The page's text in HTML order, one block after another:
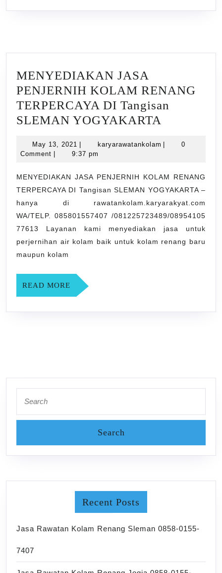
MENYEDIAKAN JASA
PENJERNIH KOLAM RENANG
TERPERCAYA DI Tangisan
SLEMAN YOGYAKARTA
RENANG
DI
Tangisan
SLEMAN
May 13, 2021 May
13,
karyarawatankolam
0
Comment
9:37 pm
MENYEDIAKAN JASA PENJERNIH KOLAM RENANG
TERPERCAYA DI Tangisan SLEMAN YOGYAKARTA –
hanya di rawatankolam.karyarakyat.com
WA/TELP. 085801557407 /081225723489/08954105
77613 Layanan kami menyediakan jasa untuk
perjernihan air kolam baik untuk kolam renang baru
maupun kolam
READ MORE READ
MORE
for:
Recent Posts
Jasa Rawatan Kolam Renang Sleman 0858-0155-
7407